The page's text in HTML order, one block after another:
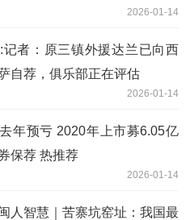
2026-01-14
记者：原三镇外援达兰已向西
自荐，俱乐部正在评估
2026-01-14
年预亏 2020年上市募6.05亿
保荐 热推荐
2026-01-14
人智慧｜苦寨坑窑址：我国最